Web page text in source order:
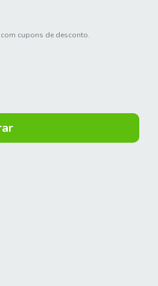
cupons de desconto.